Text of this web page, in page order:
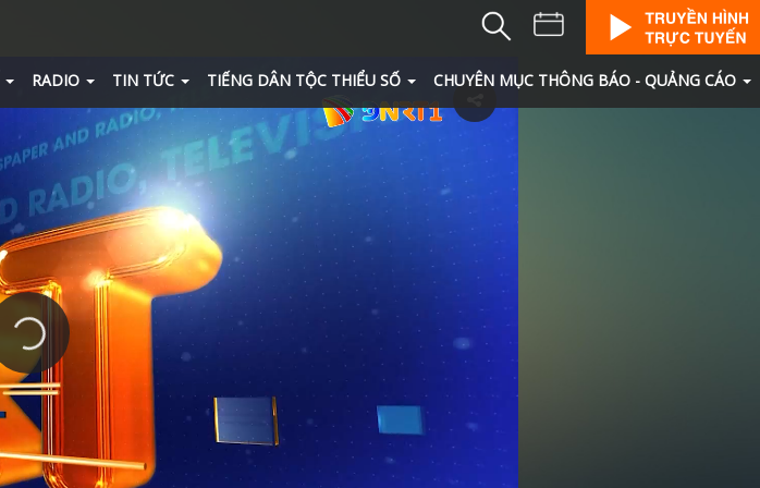
RADIO TIN TỨC TIẾNG DÂN TỘC THIỂU SỐ CHUYÊN MỤC THÔNG BÁO - QUẢNG CÁO